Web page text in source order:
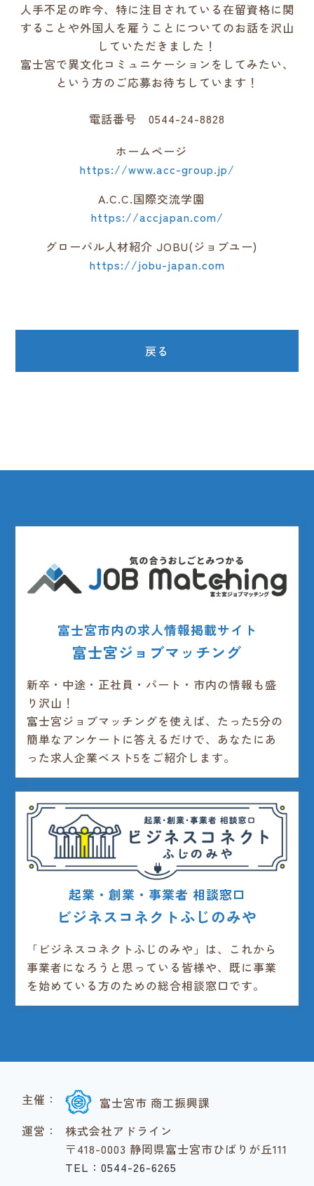
人手不足の昨今、特に注目されている在留資格に関
することや外国人を雇うことについてのお話を沢山
していただきました！
富士宮で異文化コミュニケーションをしてみたい、
という方のご応募お待ちしています！
電話番号 0544-24-8828
ホームページ
https://www.acc-group.jp/
A.C.C.国際交流学園
https://accjapan.com/
グローバル人材紹介 JOBU(ジョブユー)
https://jobu-japan.com
戻る
富士宮市内の求人情報掲載サイト
富士宮ジョブマッチング
新卒・中途・正社員・パート・市内の情報も盛
り沢山！
富士宮ジョブマッチングを使えば、たった5分の
簡単なアンケートに答えるだけで、あなたにあ
った求人企業ベスト5をご紹介します。
起業・創業・事業者 相談窓口
ビジネスコネクトふじのみや
「ビジネスコネクトふじのみや」は、これから
事業者になろうと思っている皆様や、既に事業
を始めている方のための総合相談窓口です。
主催：
富士宮市 商工振興課
運営：
株式会社アドライン
〒418-0003 静岡県富士宮市ひばりが丘111
TEL：0544-26-6265